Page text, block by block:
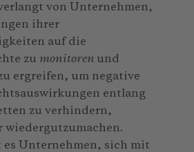
von Unternehmen,
ihrer
auf die
zu monitoren und
ergreifen, um negative
entlang
zu verhindern,
wiedergutzumachen.
Unternehmen, sich mit